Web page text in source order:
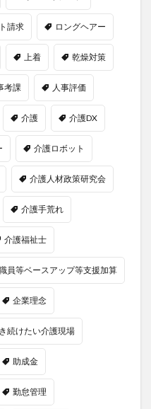
請求 ロングヘアー
上着 乾燥対策
考課 人事評価
介護 介護DX
介護ロボット
介護人材政策研究会
介護手荒れ
介護福祉士
員等ベースアップ等支援加算
企業理念
続けたい介護現場
助成金
勤怠管理